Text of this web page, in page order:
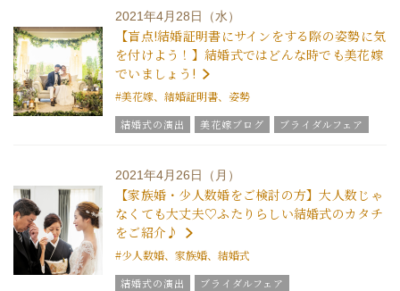
結婚式の豆知識
ウエディングスタッフｖｏｉｃｅ
チームグラツィエメンバー
グラツィエについて
2021年4月28日（水）
【盲点!結婚証明書にサインをする際の姿勢に気
を付けよう！】結婚式ではどんな時でも美花嫁
でいましょう!
#美花嫁、結婚証明書、姿勢
結婚式の演出 美花嫁ブログ
ブライダルフェア
2021年4月26日（月）
【家族婚・少人数婚をご検討の方】大人数じゃ
なくても大丈夫♡ふたりらしい結婚式のカタチ
をご紹介♪
#少人数婚、家族婚、結婚式
結婚式の演出
ブライダルフェア